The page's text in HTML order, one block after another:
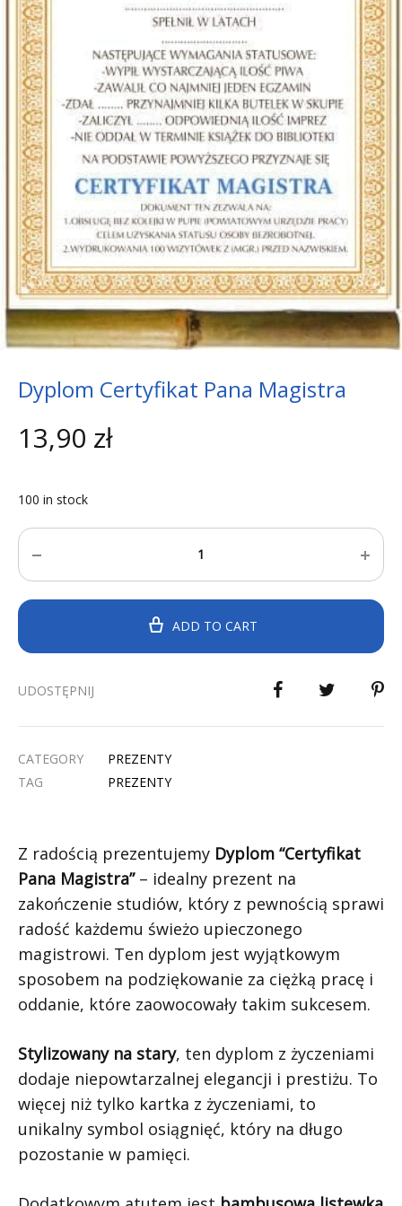
Dyplom Certyfikat Pana Magistra
13,90 zł
100 in stock
Quantity
ADD TO CART
UDOSTĘPNIJ
CATEGORY
PREZENTY
TAG
PREZENTY
Z radością prezentujemy Dyplom “Certyfikat
Pana Magistra”– idealny prezent na
zakończenie studiów, który z pewnością sprawi
radość każdemu świeżo upieczonego
magistrowi. Ten dyplom jest wyjątkowym
sposobem na podziękowanie za ciężką pracę i
oddanie, które zaowocowały takim sukcesem.
Stylizowany na stary, ten dyplom z życzeniami
dodaje niepowtarzalnej elegancji i prestiżu. To
więcej niż tylko kartka z życzeniami, to
unikalny symbol osiągnięć, który na długo
pozostanie w pamięci.